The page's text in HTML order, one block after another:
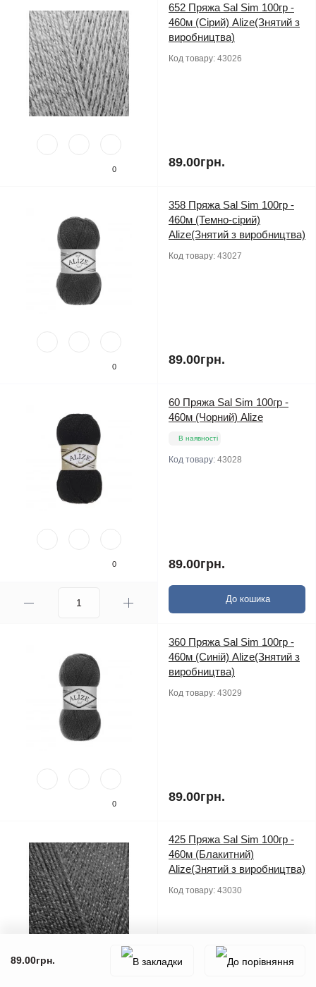
89.00грн.
0
652 Пряжа Sal Sim 100гр -
460м (Сірий) Alize(Знятий з
виробництва)
Код товару: 43026
89.00грн.
0
358 Пряжа Sal Sim 100гр -
460м (Темно-сірий)
Alize(Знятий з виробництва)
Код товару: 43027
89.00грн.
0
60 Пряжа Sal Sim 100гр -
460м (Чорний) Alize
В наявності
Код товару: 43028
89.00грн.
До кошика
0
360 Пряжа Sal Sim 100гр -
460м (Синій) Alize(Знятий з
виробництва)
Код товару: 43029
89.00грн.
425 Пряжа Sal Sim 100гр -
460м (Блакитний)
Alize(Знятий з виробництва)
Код товару: 43030